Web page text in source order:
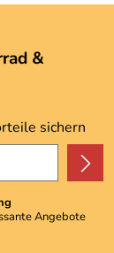
&
sichern
Angebote
Adresse wird
Zu